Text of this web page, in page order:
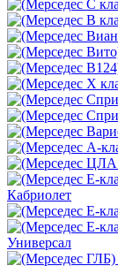
Кабриолет
Универсал